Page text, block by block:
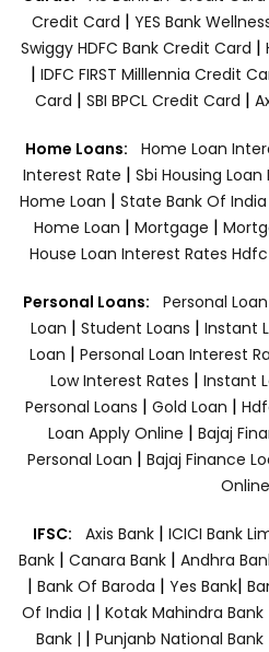
Credit Card | YES Bank
Swiggy HDFC Bank Credit Card |
| IDFC FIRST Milllennia Credit
Card | SBI BPCL Credit Card |
Home Loans: Home Loan
Interest Rate | Sbi Housing
Home Loan | State Bank Of
Home Loan | Mortgage |
House Loan Interest Rates
Personal Loans: Personal Loan
Loan | Student Loans | Instant
Loan | Personal Loan Interest
Low Interest Rates | Instant
Personal Loans | Gold Loan |
Loan Apply Online | Bajaj
Personal Loan | Bajaj Finance
Online
IFSC: Axis Bank | ICICI Bank
Bank| Canara Bank | Andhra
| Bank Of Baroda | Yes Bank|
Of India | | Kotak Mahindra Bank
Bank | | Punjanb National Bank